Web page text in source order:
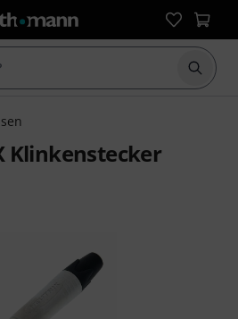
Suche
Klinkenstecker
Sternen aus 1171